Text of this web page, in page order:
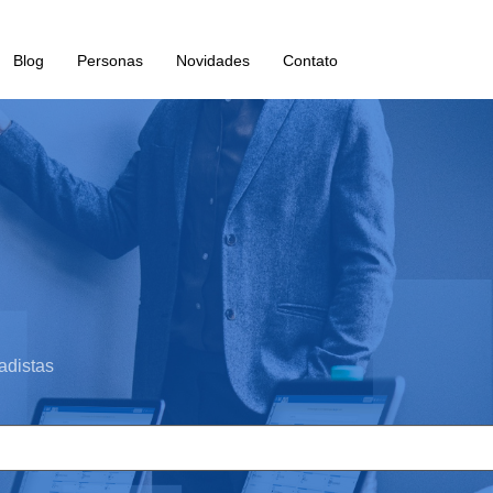
Blog Personas Novidades Contato